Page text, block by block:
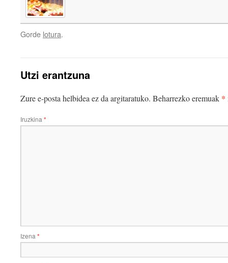
Gorde lotura.
Utzi erantzuna
Zure e-posta helbidea ez da argitaratuko. Beharrezko eremuak *
Iruzkina *
Izena *